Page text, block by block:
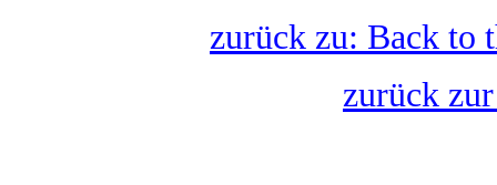
zurück zu: Back to
zurück